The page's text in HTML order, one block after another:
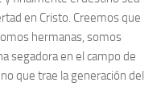
en Cristo. Creemos que
hermanas, somos
segadora en el campo de
que trae la generación del